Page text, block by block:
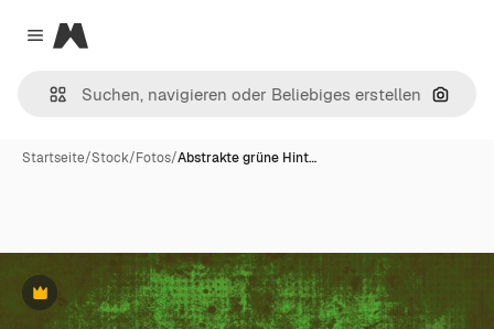
Close menu
Magnific
Nach
Startseite/Stock/Fotos/Abstrakte grüne Hint…
Premium